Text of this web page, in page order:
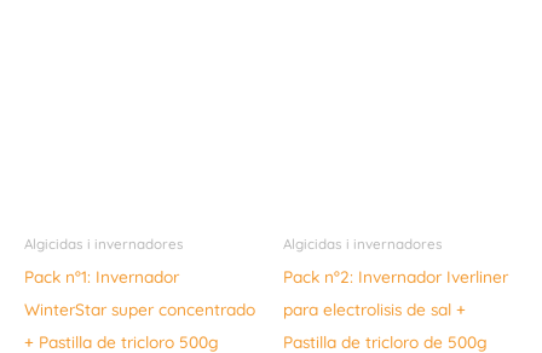
Algicidas i invernadores
Pack nº1: Invernador
WinterStar super concentrado
+ Pastilla de tricloro 500g
Algicidas i invernadores
Pack nº2: Invernador Iverliner
para electrolisis de sal +
Pastilla de tricloro de 500g